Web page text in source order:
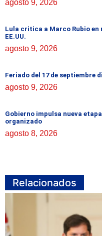
agosto 9, 2026
Lula critica a Marco Rubio en
EE.UU.
agosto 9, 2026
Feriado del 17 de septiembre
agosto 9, 2026
Gobierno impulsa nueva
organizado
agosto 8, 2026
Relacionados